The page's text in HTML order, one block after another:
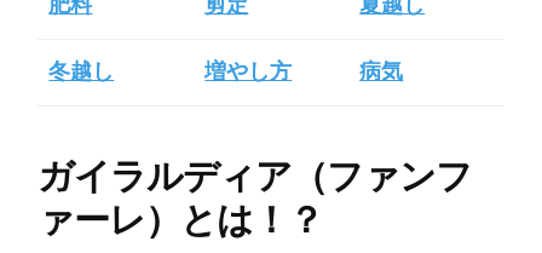
肥料 剪定 夏越し
冬越し 増やし方 病気
ガイラルディア（ファンフ
ァーレ）とは！？